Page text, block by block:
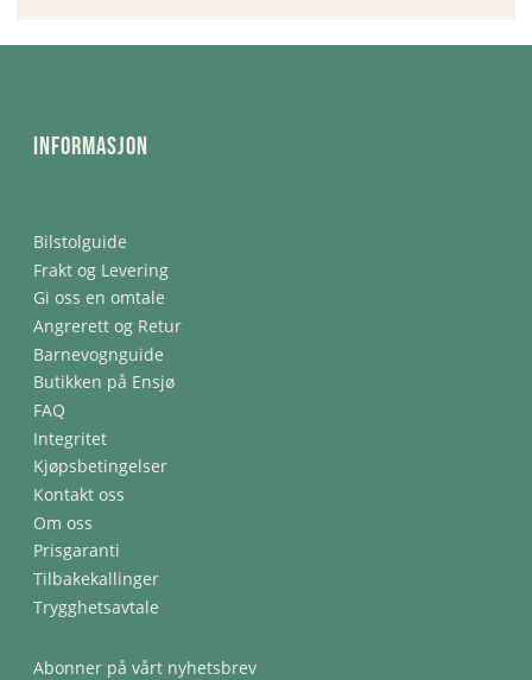
Informasjon
Bilstolguide
Frakt og Levering
Gi oss en omtale
Angrerett og Retur
Barnevognguide
Butikken på Ensjø
FAQ
Integritet
Kjøpsbetingelser
Kontakt oss
Om oss
Prisgaranti
Tilbakekallinger
Trygghetsavtale
Abonner på vårt nyhetsbrev